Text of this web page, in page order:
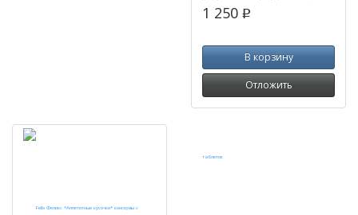
1 250 p
В корзину
Отложить